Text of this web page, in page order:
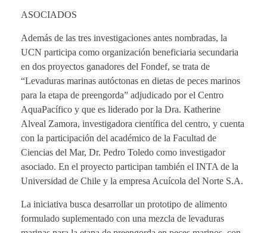
ASOCIADOS
Además de las tres investigaciones antes nombradas, la
UCN participa como organización beneficiaria secundaria
en dos proyectos ganadores del Fondef, se trata de
“Levaduras marinas autóctonas en dietas de peces marinos
para la etapa de preengorda” adjudicado por el Centro
AquaPacífico y que es liderado por la Dra. Katherine
Alveal Zamora, investigadora científica del centro, y cuenta
con la participación del académico de la Facultad de
Ciencias del Mar, Dr. Pedro Toledo como investigador
asociado. En el proyecto participan también el INTA de la
Universidad de Chile y la empresa Acuícola del Norte S.A.
La iniciativa busca desarrollar un prototipo de alimento
formulado suplementado con una mezcla de levaduras